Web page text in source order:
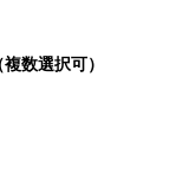
数選択可）